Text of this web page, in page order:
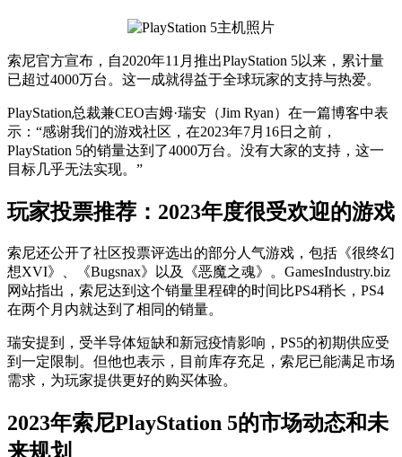
索尼官方宣布，自2020年11月推出PlayStation 5以来，累计量
已超过4000万台。这一成就得益于全球玩家的支持与热爱。
PlayStation总裁兼CEO吉姆·瑞安（Jim Ryan）在一篇博客中表
示：“感谢我们的游戏社区，在2023年7月16日之前，
PlayStation 5的销量达到了4000万台。没有大家的支持，这一
目标几乎无法实现。”
玩家投票推荐：2023年度很受欢迎的游戏
索尼还公开了社区投票评选出的部分人气游戏，包括《很终幻
想XVI》、《Bugsnax》以及《恶魔之魂》。GamesIndustry.biz
网站指出，索尼达到这个销量里程碑的时间比PS4稍长，PS4
在两个月内就达到了相同的销量。
瑞安提到，受半导体短缺和新冠疫情影响，PS5的初期供应受
到一定限制。但他也表示，目前库存充足，索尼已能满足市场
需求，为玩家提供更好的购买体验。
2023年索尼PlayStation 5的市场动态和未
来规划